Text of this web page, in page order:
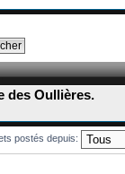
des Oullières.
postés depuis: